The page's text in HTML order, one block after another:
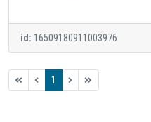
id: 16509180911003976
1